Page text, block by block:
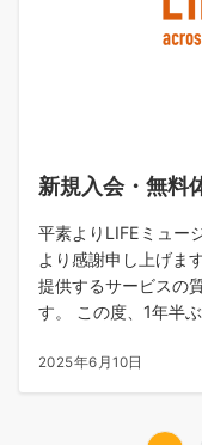
新規入会・無料
平素よりLIFEミュー
より感謝申し上げま
提供するサービスの
す。 この度、1年半
2025年6月10日